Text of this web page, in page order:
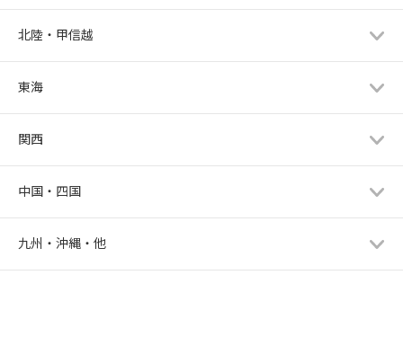
北陸・甲信越
東海
関西
中国・四国
九州・沖縄・他